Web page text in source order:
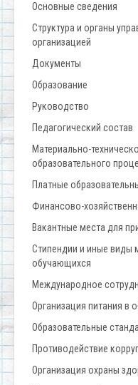
Основные сведения
Структура и органы
организацией
Документы
Образование
Руководство
Педагогический состав
Материально-
образовательного
Платные
Финансово-
Вакантные места для
Стипендии и иные виды
обучающихся
Международное
Организация питания в
Образовательные
Противодействие
Организация охраны